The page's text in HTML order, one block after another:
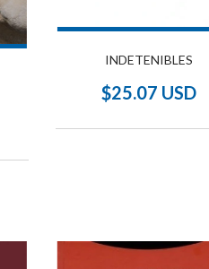
INDETENIBLES
$25.07 USD